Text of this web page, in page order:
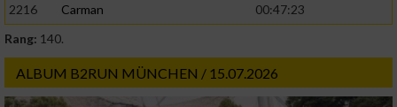
2216 Carman
00:47:23
Rang: 140.
ALBUM B2RUN MÜNCHEN / 15.07.2026